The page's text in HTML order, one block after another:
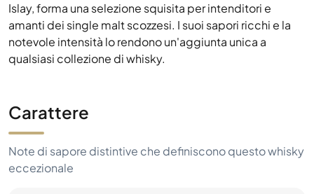
Islay, forma una selezione squisita per intenditori e
amanti dei single malt scozzesi. I suoi sapori ricchi e la
notevole intensità lo rendono un'aggiunta unica a
qualsiasi collezione di whisky.
Carattere
Note di sapore distintive che definiscono questo whisky
eccezionale